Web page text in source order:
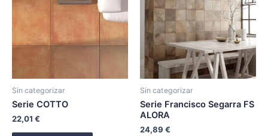
Sin categorizar
Serie COTTO
22,01 €
Sin categorizar
Serie Francisco Segarra FS
ALORA
24,89 €